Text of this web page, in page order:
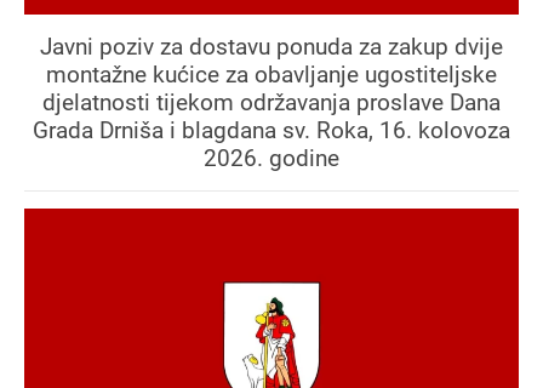
Javni poziv za dostavu ponuda za zakup dvije
montažne kućice za obavljanje ugostiteljske
djelatnosti tijekom održavanja proslave Dana
Grada Drniša i blagdana sv. Roka, 16. kolovoza
2026. godine